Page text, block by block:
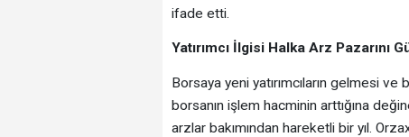
ifade etti.
Yatırımcı İlgisi Halka Arz Pazarını
Borsaya yeni yatırımcıların gelmesi
borsanın işlem hacminin arttığına
arzlar bakımından hareketli bir yıl.